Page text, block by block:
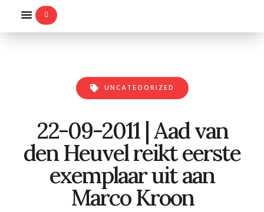
UNCATEGORIZED
22-09-2011 | Aad van
den Heuvel reikt eerste
exemplaar uit aan
Marco Kroon